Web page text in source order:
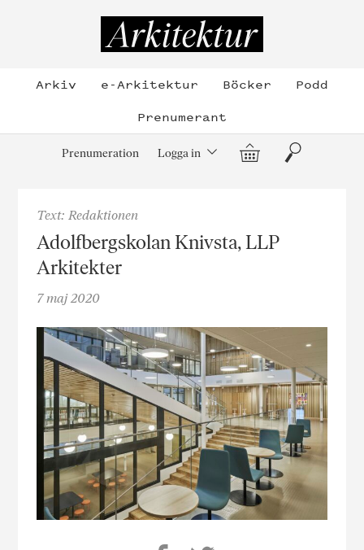
Arkiv e-Arkitektur Böcker
Podd
Prenumerant
Prenumeration Logga in Varukorg
Sök
Text: Redaktionen
Adolfbergskolan Knivsta, LLP
Arkitekter
7 maj 2020